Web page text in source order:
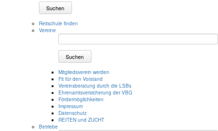
Suchen
Reitschule finden
Vereine
Suchen
Mitgliedsverein werden
Fit für den Vorstand
Vereinsberatung durch die LSBs
Ehrenamtsversicherung der VBG
Fördermöglichkeiten
Impressum
Datenschutz
REITEN und ZUCHT
Betriebe